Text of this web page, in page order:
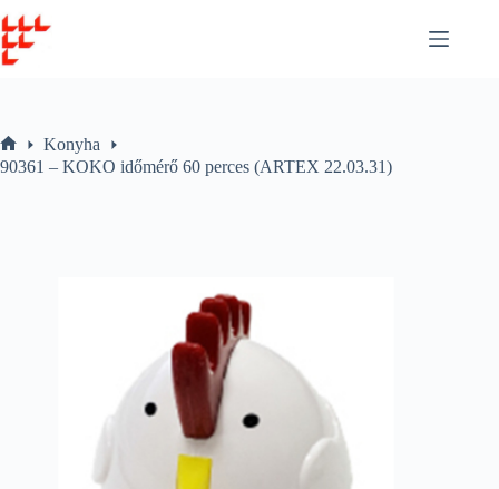
to
content
Home
Konyha
90361 – KOKO időmérő 60 perces (ARTEX 22.03.31)